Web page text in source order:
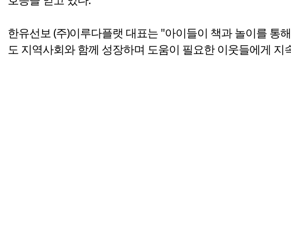
한유선보 (주)이루다플랫 대표는 "아이들이 책과 놀이를 통
도 지역사회와 함께 성장하며 도움이 필요한 이웃들에게